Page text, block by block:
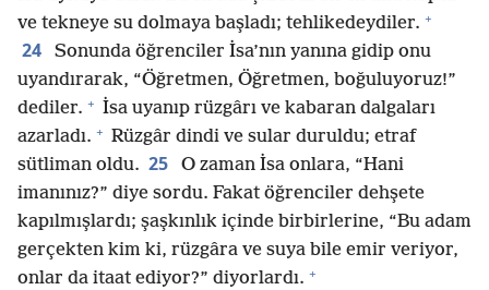
ve tekneye su dolmaya başladı; tehlikedeydiler. +
24
Sonunda öğrenciler İsa’nın yanına gidip onu
uyandırarak, “Öğretmen, Öğretmen, boğuluyoruz!”
dediler. + İsa uyanıp rüzgârı ve kabaran dalgaları
azarladı. + Rüzgâr dindi ve sular duruldu; etraf
sütliman oldu. 25
O zaman İsa onlara, “Hani
imanınız?” diye sordu. Fakat öğrenciler dehşete
kapılmışlardı; şaşkınlık içinde birbirlerine, “Bu adam
gerçekten kim ki, rüzgâra ve suya bile emir veriyor,
onlar da itaat ediyor?” diyorlardı. +